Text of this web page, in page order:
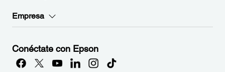
Empresa
Conéctate con Epson